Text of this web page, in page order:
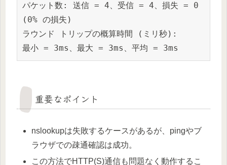
パケット数: 送信 = 4、受信 = 4、損失 = 0
(0% の損失)
ラウンド トリップの概算時間 (ミリ秒):
最小 = 3ms、最大 = 3ms、平均 = 3ms
重要なポイント
nslookupは失敗するケースがあるが、pingやブ
ラウザでの疎通確認は成功。
この方法でHTTP(S)通信も問題なく動作するこ